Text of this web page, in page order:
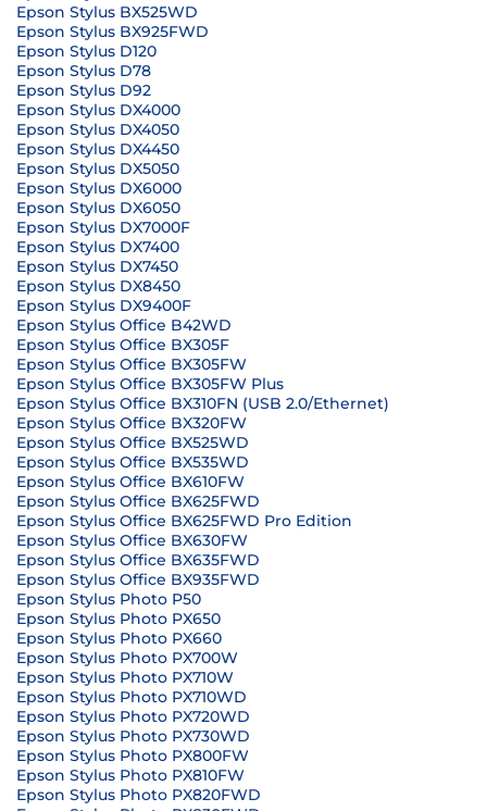
Epson Stylus BX525WD
Epson Stylus BX925FWD
Epson Stylus D120
Epson Stylus D78
Epson Stylus D92
Epson Stylus DX4000
Epson Stylus DX4050
Epson Stylus DX4450
Epson Stylus DX5050
Epson Stylus DX6000
Epson Stylus DX6050
Epson Stylus DX7000F
Epson Stylus DX7400
Epson Stylus DX7450
Epson Stylus DX8450
Epson Stylus DX9400F
Epson Stylus Office B42WD
Epson Stylus Office BX305F
Epson Stylus Office BX305FW
Epson Stylus Office BX305FW Plus
Epson Stylus Office BX310FN (USB 2.0/Ethernet)
Epson Stylus Office BX320FW
Epson Stylus Office BX525WD
Epson Stylus Office BX535WD
Epson Stylus Office BX610FW
Epson Stylus Office BX625FWD
Epson Stylus Office BX625FWD Pro Edition
Epson Stylus Office BX630FW
Epson Stylus Office BX635FWD
Epson Stylus Office BX935FWD
Epson Stylus Photo P50
Epson Stylus Photo PX650
Epson Stylus Photo PX660
Epson Stylus Photo PX700W
Epson Stylus Photo PX710W
Epson Stylus Photo PX710WD
Epson Stylus Photo PX720WD
Epson Stylus Photo PX730WD
Epson Stylus Photo PX800FW
Epson Stylus Photo PX810FW
Epson Stylus Photo PX820FWD